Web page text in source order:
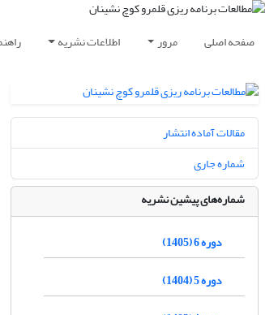
صفحه اصلی مرور اطلاعات نشریه
مقالات آماده انتشار
شماره جاری
شماره‌های پیشین نشریه
دوره 6 (1405)
دوره 5 (1404)